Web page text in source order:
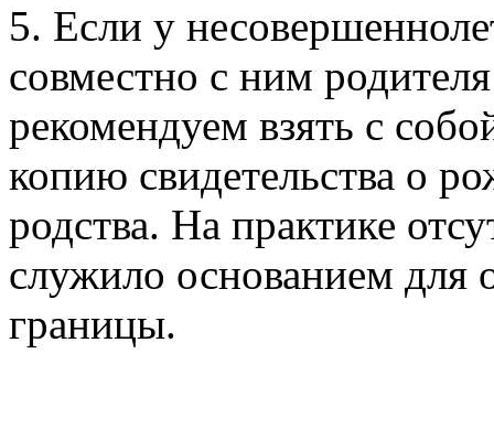
5. Если у
совместно с ним
рекомендуем взять с
копию свидетельства о
родства. На практике
служило основанием для
границы.